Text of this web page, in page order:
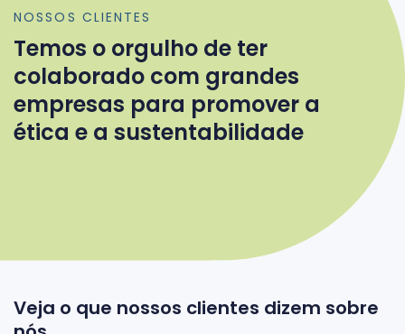
NOSSOS CLIENTES
Temos o orgulho de ter
colaborado com grandes
empresas para promover a
ética e a sustentabilidade
Veja o que nossos clientes dizem sobre